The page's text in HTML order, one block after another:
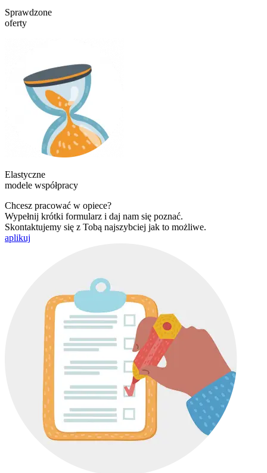
Sprawdzone
oferty
Elastyczne
modele współpracy
Chcesz pracować w opiece?
Wypełnij krótki formularz i daj nam się poznać.
Skontaktujemy się z Tobą najszybciej jak to możliwe.
aplikuj